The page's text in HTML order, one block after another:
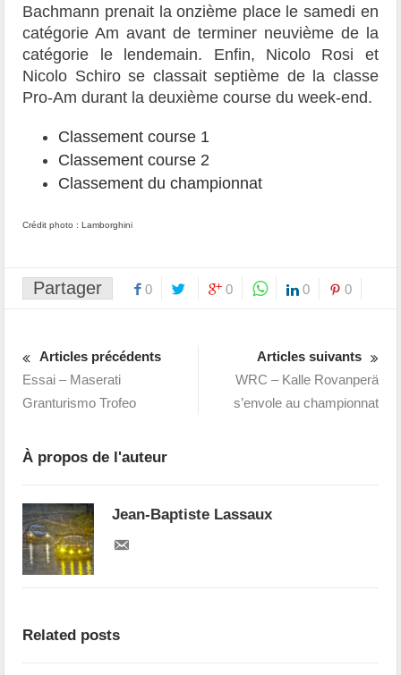
Bachmann prenait la onzième place le samedi en
catégorie Am avant de terminer neuvième de la
catégorie le lendemain. Enfin, Nicolo Rosi et
Nicolo Schiro se classait septième de la classe
Pro-Am durant la deuxième course du week-end.
Classement course 1
Classement course 2
Classement du championnat
Crédit photo : Lamborghini
Partager 0 0 0 0
Articles précédents
Essai – Maserati
Granturismo Trofeo
Articles suivants
WRC – Kalle Rovanperä
s’envole au championnat
À propos de l'auteur
Jean-Baptiste Lassaux
Related posts